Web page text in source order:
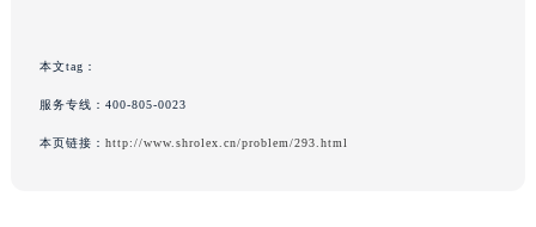
本文tag：
服务专线： 400-805-0023
本页链接： http://www.shrolex.cn/problem/293.html